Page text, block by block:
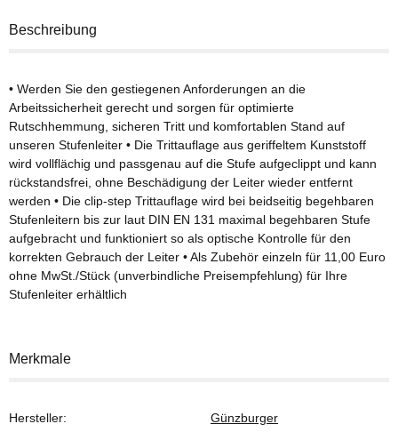
Beschreibung
• Werden Sie den gestiegenen Anforderungen an die
Arbeitssicherheit gerecht und sorgen für optimierte
Rutschhemmung, sicheren Tritt und komfortablen Stand auf
unseren Stufenleiter • Die Trittauflage aus geriffeltem Kunststoff
wird vollflächig und passgenau auf die Stufe aufgeclippt und kann
rückstandsfrei, ohne Beschädigung der Leiter wieder entfernt
werden • Die clip-step Trittauflage wird bei beidseitig begehbaren
Stufenleitern bis zur laut DIN EN 131 maximal begehbaren Stufe
aufgebracht und funktioniert so als optische Kontrolle für den
korrekten Gebrauch der Leiter • Als Zubehör einzeln für 11,00 Euro
ohne MwSt./Stück (unverbindliche Preisempfehlung) für Ihre
Stufenleiter erhältlich
Merkmale
Hersteller:
Günzburger